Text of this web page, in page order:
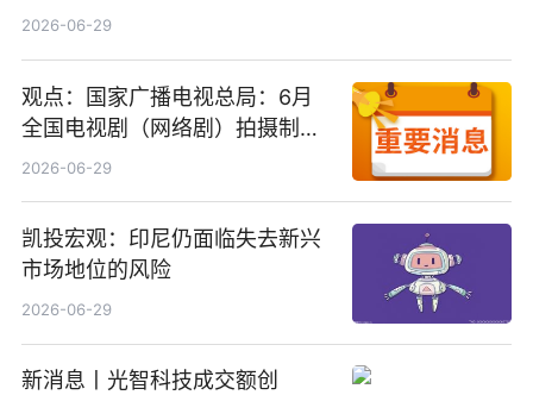
2026-06-29
观点：国家广播电视总局：6月
全国电视剧（网络剧）拍摄制作
备案公示剧目197部
2026-06-29
凯投宏观：印尼仍面临失去新兴
市场地位的风险
2026-06-29
新消息丨光智科技成交额创